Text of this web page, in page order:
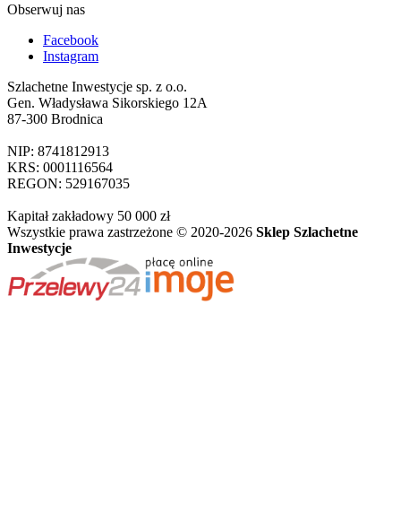
Obserwuj nas
Facebook
Instagram
Szlachetne Inwestycje sp. z o.o.
Gen. Władysława Sikorskiego 12A
87-300 Brodnica
NIP: 8741812913
KRS: 0001116564
REGON: 529167035
Kapitał zakładowy 50 000 zł
Wszystkie prawa zastrzeżone © 2020-2026 Sklep Szlachetne
Inwestycje